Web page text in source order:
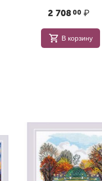
2 70800 ₽
В корзину